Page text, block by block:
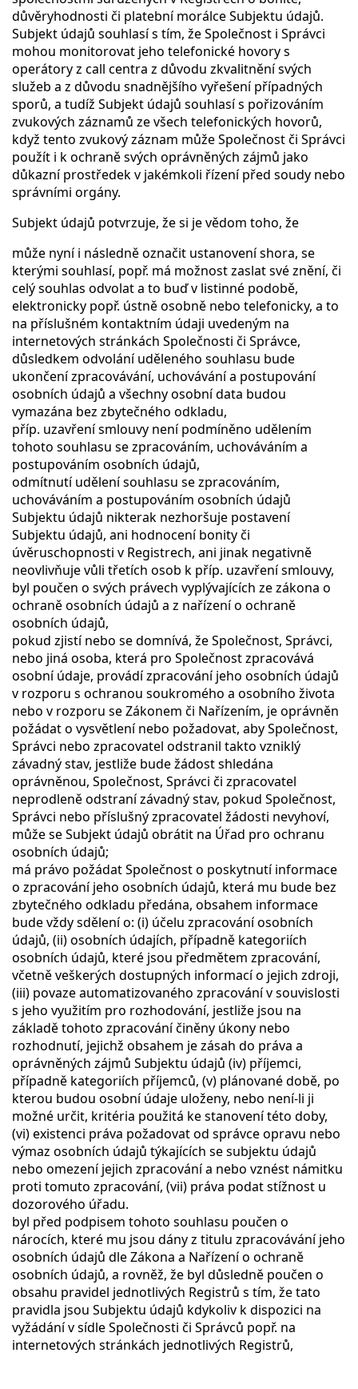
důvěryhodnosti či platební morálce Subjektu údajů.
Subjekt údajů souhlasí s tím, že Společnost i Správci
mohou monitorovat jeho telefonické hovory s
operátory z call centra z důvodu zkvalitnění svých
služeb a z důvodu snadnějšího vyřešení případných
sporů, a tudíž Subjekt údajů souhlasí s pořizováním
zvukových záznamů ze všech telefonických hovorů,
když tento zvukový záznam může Společnost či Správci
použít i k ochraně svých oprávněných zájmů jako
důkazní prostředek v jakémkoli řízení před soudy nebo
správními orgány.
Subjekt údajů potvrzuje, že si je vědom toho, že
může nyní i následně označit ustanovení shora, se
kterými souhlasí, popř. má možnost zaslat své znění, či
celý souhlas odvolat a to buď v listinné podobě,
elektronicky popř. ústně osobně nebo telefonicky, a to
na příslušném kontaktním údaji uvedeným na
internetových stránkách Společnosti či Správce,
důsledkem odvolání uděleného souhlasu bude
ukončení zpracovávání, uchovávání a postupování
osobních údajů a všechny osobní data budou
vymazána bez zbytečného odkladu,
příp. uzavření smlouvy není podmíněno udělením
tohoto souhlasu se zpracováním, uchováváním a
postupováním osobních údajů,
odmítnutí udělení souhlasu se zpracováním,
uchováváním a postupováním osobních údajů
Subjektu údajů nikterak nezhoršuje postavení
Subjektu údajů, ani hodnocení bonity či
úvěruschopnosti v Registrech, ani jinak negativně
neovlivňuje vůli třetích osob k příp. uzavření smlouvy,
byl poučen o svých právech vyplývajících ze zákona o
ochraně osobních údajů a z nařízení o ochraně
osobních údajů,
pokud zjistí nebo se domnívá, že Společnost, Správci,
nebo jiná osoba, která pro Společnost zpracovává
osobní údaje, provádí zpracování jeho osobních údajů
v rozporu s ochranou soukromého a osobního života
nebo v rozporu se Zákonem či Nařízením, je oprávněn
požádat o vysvětlení nebo požadovat, aby Společnost,
Správci nebo zpracovatel odstranil takto vzniklý
závadný stav, jestliže bude žádost shledána
oprávněnou, Společnost, Správci či zpracovatel
neprodleně odstraní závadný stav, pokud Společnost,
Správci nebo příslušný zpracovatel žádosti nevyhoví,
může se Subjekt údajů obrátit na Úřad pro ochranu
osobních údajů;
má právo požádat Společnost o poskytnutí informace
o zpracování jeho osobních údajů, která mu bude bez
zbytečného odkladu předána, obsahem informace
bude vždy sdělení o: (i) účelu zpracování osobních
údajů, (ii) osobních údajích, případně kategoriích
osobních údajů, které jsou předmětem zpracování,
včetně veškerých dostupných informací o jejich zdroji,
(iii) povaze automatizovaného zpracování v souvislosti
s jeho využitím pro rozhodování, jestliže jsou na
základě tohoto zpracování činěny úkony nebo
rozhodnutí, jejichž obsahem je zásah do práva a
oprávněných zájmů Subjektu údajů (iv) příjemci,
případně kategoriích příjemců, (v) plánované době, po
kterou budou osobní údaje uloženy, nebo není-li ji
možné určit, kritéria použitá ke stanovení této doby,
(vi) existenci práva požadovat od správce opravu nebo
výmaz osobních údajů týkajících se subjektu údajů
nebo omezení jejich zpracování a nebo vznést námitku
proti tomuto zpracování, (vii) práva podat stížnost u
dozorového úřadu.
byl před podpisem tohoto souhlasu poučen o
nárocích, které mu jsou dány z titulu zpracovávání jeho
osobních údajů dle Zákona a Nařízení o ochraně
osobních údajů, a rovněž, že byl důsledně poučen o
obsahu pravidel jednotlivých Registrů s tím, že tato
pravidla jsou Subjektu údajů kdykoliv k dispozici na
vyžádání v sídle Společnosti či Správců popř. na
internetových stránkách jednotlivých Registrů,